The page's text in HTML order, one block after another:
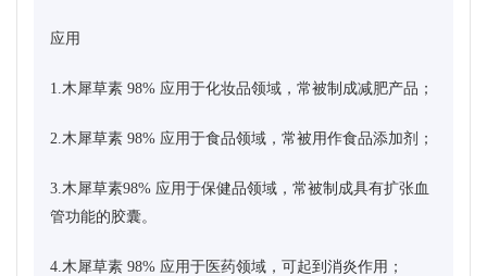
应用
1.木犀草素 98% 应用于化妆品领域，常被制成减肥产品；
2.木犀草素 98% 应用于食品领域，常被用作食品添加剂；
3.木犀草素98% 应用于保健品领域，常被制成具有扩张血
管功能的胶囊。
4.木犀草素 98% 应用于医药领域，可起到消炎作用；